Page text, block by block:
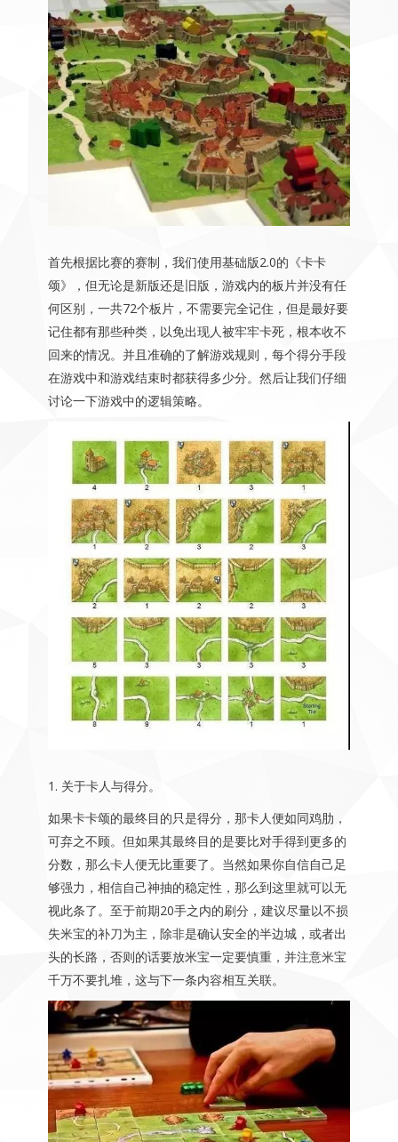
首先根据比赛的赛制，我们使用基础版2.0的《卡卡
颂》，但无论是新版还是旧版，游戏内的板片并没有任
何区别，一共72个板片，不需要完全记住，但是最好要
记住都有那些种类，以免出现人被牢牢卡死，根本收不
回来的情况。并且准确的了解游戏规则，每个得分手段
在游戏中和游戏结束时都获得多少分。然后让我们仔细
讨论一下游戏中的逻辑策略。
1. 关于卡人与得分。
如果卡卡颂的最终目的只是得分，那卡人便如同鸡肋，
可弃之不顾。但如果其最终目的是要比对手得到更多的
分数，那么卡人便无比重要了。当然如果你自信自己足
够强力，相信自己神抽的稳定性，那么到这里就可以无
视此条了。至于前期20手之内的刷分，建议尽量以不损
失米宝的补刀为主，除非是确认安全的半边城，或者出
头的长路，否则的话要放米宝一定要慎重，并注意米宝
千万不要扎堆，这与下一条内容相互关联。